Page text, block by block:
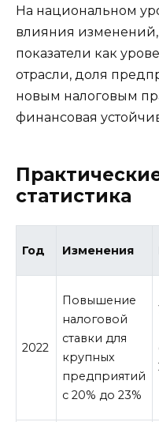
На национальном
влияния изменений,
показатели как
отрасли, доля
новым налоговым
финансовая
статистика
Год Изменения
2022
Повышение
налоговой
ставки для
крупных
предприятий
с 20% до 23%